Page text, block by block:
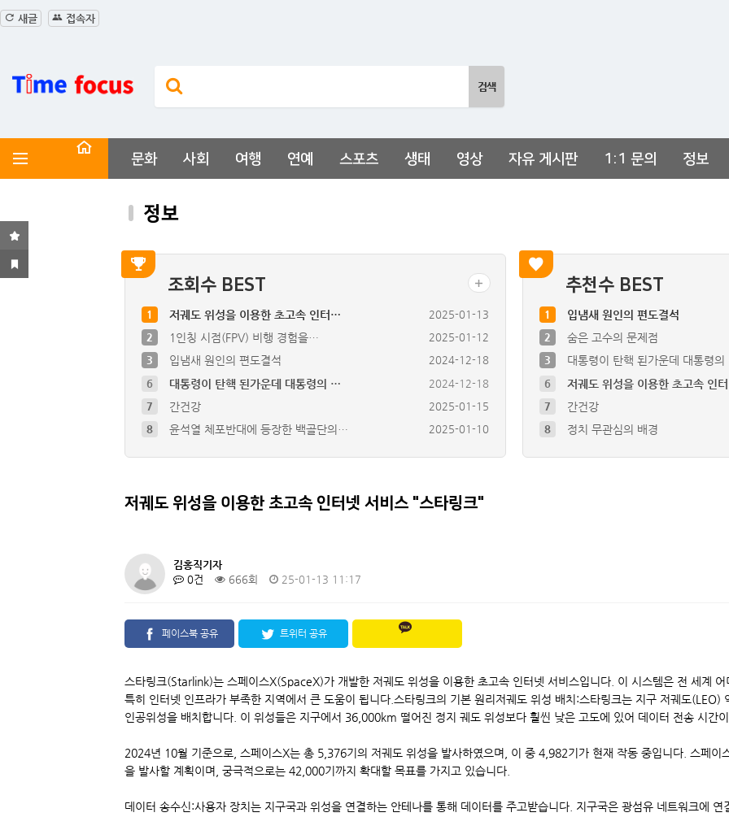
새글 접속자
문화 사회 여행 연예 스포츠 생태 영상 자유 게시판 1:1 문의 정보
정보
조회수 BEST
6 대통령이 탄핵 된가운데 대통령의 …
2024-12-18
7
간건강
2025-01-15
8
윤석열 체포반대에 등장한 백골단의…
2025-01-10
4
정치 무관심의 배경
2025-01-12
1 저궤도 위성을 이용한 초고속 인터…
2025-01-13
2
1인칭 시점(FPV) 비행 경험을…
2025-01-12
3
입냄새 원인의 편도결석 2024-12-18
추천수 BEST
6 저궤도 위성을 이용한 초고속 인
7
간건강
8
정치 무관심의 배경
4
윤석열 체포반대에 등장한 백골단
1 입냄새 원인의 편도결석
2
숨은 고수의 문제점
3
대통령이 탄핵 된가운데 대통령
저궤도 위성을 이용한 초고속 인터넷 서비스 "스타링크"
김홍직기자
0건
666회 25-01-13 11:17
페이스북 공유 트위터 공유
스타링크(Starlink)는 스페이스X(SpaceX)가 개발한 저궤도 위성을 이용한 초고속 인터넷 서비스입니다. 이 시스템은 전 세계 어
특히 인터넷 인프라가 부족한 지역에서 큰 도움이 됩니다.스타링크의 기본 원리저궤도 위성 배치:스타링크는 지구 저궤도
인공위성을 배치합니다. 이 위성들은 지구에서 36,000km 떨어진 정지 궤도 위성보다 훨씬 낮은 고도에 있어 데이터 전송 시간이
2024년 10월 기준으로, 스페이스X는 총 5,376기의 저궤도 위성을 발사하였으며, 이 중 4,982기가 현재 작동 중입니다. 스페
을 발사할 계획이며, 궁극적으로는 42,000기까지 확대할 목표를 가지고 있습니다.
데이터 송수신:사용자 장치는 지구국과 위성을 연결하는 안테나를 통해 데이터를 주고받습니다. 지구국은 광섬유 네트워크에